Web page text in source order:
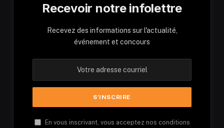
Recevoir notre infolettre
Recevez des informations sur l'actualité,
événement et concours
En vous inscrivant, vous acceptez nos conditions